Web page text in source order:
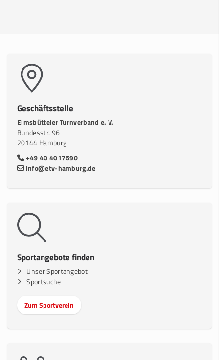
Geschäftsstelle
Eimsbütteler Turnverband e. V.
Bundesstr. 96
20144 Hamburg
+49 40 4017690
info@etv-hamburg.de
Sportangebote finden
Unser Sportangebot
Sportsuche
Zum Sportverein